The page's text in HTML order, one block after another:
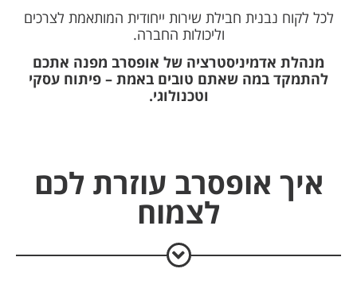
לכל לקוח נבנית חבילת שירות ייחודית המותאמת לצרכים
וליכולות החברה.
מנהלת אדמיניסטרציה של אופסרב מפנה אתכם
להתמקד במה שאתם טובים באמת – פיתוח עסקי
וטכנולוגי.
איך אופסרב עוזרת לכם
לצמוח